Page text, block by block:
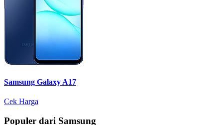
Samsung Galaxy A17
Cek Harga
Populer dari Samsung